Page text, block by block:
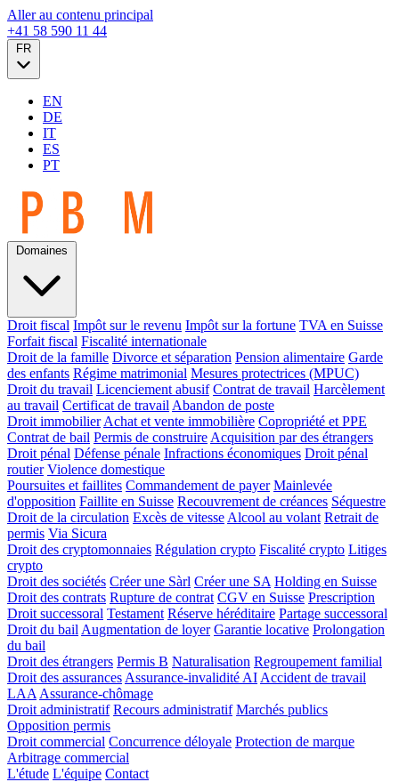
Aller au contenu principal
+41 58 590 11 44
EN
DE
IT
ES
PT
Droit fiscal Impôt sur le revenu Impôt sur la fortune TVA en Suisse
Forfait fiscal Fiscalité internationale
Droit de la famille Divorce et séparation Pension alimentaire Garde
des enfants Régime matrimonial Mesures protectrices (MPUC)
Droit du travail Licenciement abusif Contrat de travail Harcèlement
au travail Certificat de travail Abandon de poste
Droit immobilier Achat et vente immobilière Copropriété et PPE
Contrat de bail Permis de construire Acquisition par des étrangers
Droit pénal Défense pénale Infractions économiques Droit pénal
routier Violence domestique
Poursuites et faillites Commandement de payer Mainlevée
d'opposition Faillite en Suisse Recouvrement de créances Séquestre
Droit de la circulation Excès de vitesse Alcool au volant Retrait de
permis Via Sicura
Droit des cryptomonnaies Régulation crypto Fiscalité crypto Litiges
crypto
Droit des sociétés Créer une Sàrl Créer une SA Holding en Suisse
Droit des contrats Rupture de contrat CGV en Suisse Prescription
Droit successoral Testament Réserve héréditaire Partage successoral
Droit du bail Augmentation de loyer Garantie locative Prolongation
du bail
Droit des étrangers Permis B Naturalisation Regroupement familial
Droit des assurances Assurance-invalidité AI Accident de travail
LAA Assurance-chômage
Droit administratif Recours administratif Marchés publics
Opposition permis
Droit commercial Concurrence déloyale Protection de marque
Arbitrage commercial
L'étude L'équipe Contact